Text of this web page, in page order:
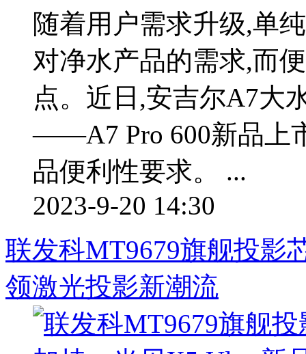
随着用户需求升级,单
对净水产品的需求,而
点。近日,安吉尔A7大
——A7 Pro 600新品上
品便利性要求。 ...
2023-9-20 14:30
联发科MT9679旗舰投影
领激光投影新潮流